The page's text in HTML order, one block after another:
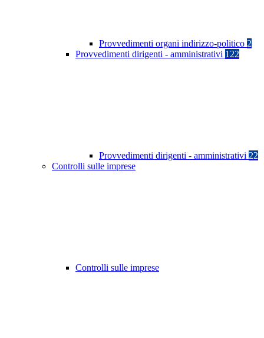
Provvedimenti organi indirizzo-politico 2
Provvedimenti dirigenti - amministrativi 122
Provvedimenti dirigenti - amministrativi 22
Controlli sulle imprese
Controlli sulle imprese